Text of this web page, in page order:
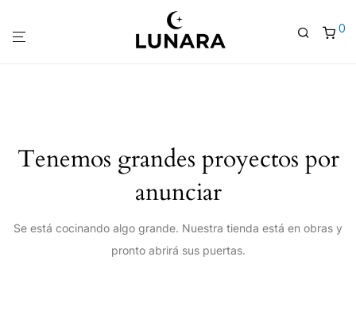
0
Tenemos grandes proyectos por
anunciar
Se está cocinando algo grande. Nuestra tienda está en obras y
pronto abrirá sus puertas.